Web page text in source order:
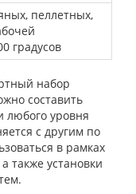
пеллетных,
градусов
набор
составить
любого уровня
с другим по
в рамках
также установки